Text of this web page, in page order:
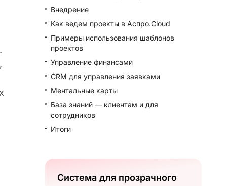
Внедрение
Как ведем проекты в Аспро.Cloud
Примеры использования шаблонов
проектов
Управление финансами
CRM для управления заявками
Ментальные карты
База знаний — клиентам и для
сотрудников
Итоги
Система для прозрачного